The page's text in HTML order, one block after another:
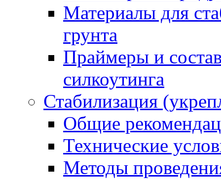
Материалы для
грунта
Праймеры и
силкоутинга
Стабилизация
Общие
Технические
Методы